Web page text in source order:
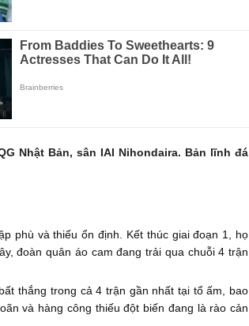
Nhật Bản, sân IAI Nihondaira. Bản lĩnh đá
phù và thiếu ổn định. Kết thúc giai đoạn 1, họ
đoàn quân áo cam đang trải qua chuỗi 4 trận
thắng trong cả 4 trận gần nhất tại tổ ấm, bao
và hàng công thiếu đột biến đang là rào cản